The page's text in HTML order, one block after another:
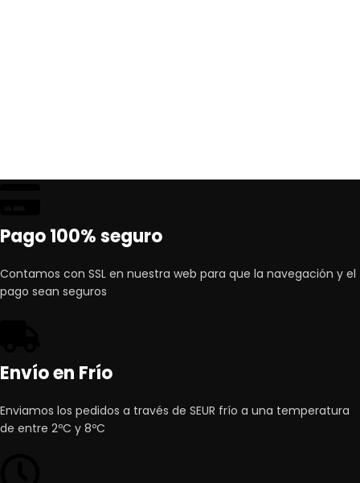
Pago 100% seguro
Contamos con SSL en nuestra web para que la navegación y el
pago sean seguros
Envío en Frío
Enviamos los pedidos a través de SEUR frío a una temperatura
de entre 2ºC y 8ºC